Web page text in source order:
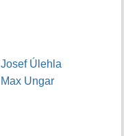
Josef Úlehla
Max Ungar